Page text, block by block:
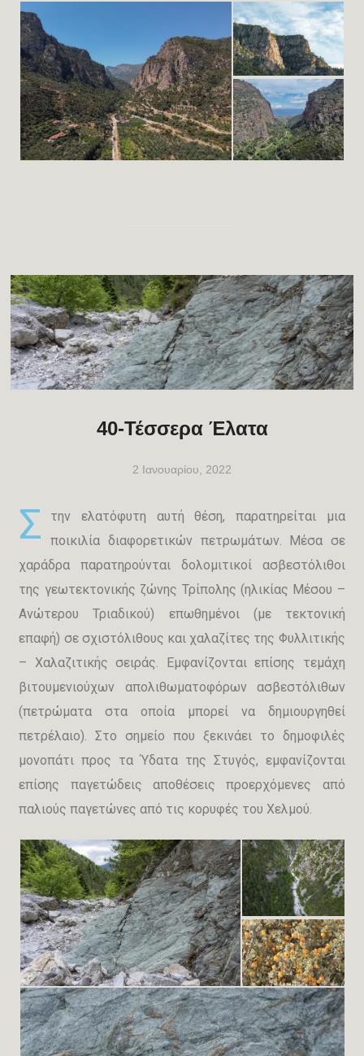
40-Τέσσερα Έλατα
2 Ιανουαρίου, 2022
Σ
την ελατόφυτη αυτή θέση, παρατηρείται μια
ποικιλία διαφορετικών πετρωμάτων. Μέσα σε
χαράδρα παρατηρούνται δολομιτικοί ασβεστόλιθοι
της γεωτεκτονικής ζώνης Τρίπολης (ηλικίας Μέσου –
Ανώτερου Τριαδικού) επωθημένοι (με τεκτονική
επαφή) σε σχιστόλιθους και χαλαζίτες της Φυλλιτικής
– Χαλαζιτικής σειράς. Εμφανίζονται επίσης τεμάχη
βιτουμενιούχων απολιθωματοφόρων ασβεστόλιθων
(πετρώματα στα οποία μπορεί να δημιουργηθεί
πετρέλαιο). Στο σημείο που ξεκινάει το δημοφιλές
μονοπάτι προς τα Ύδατα της Στυγός, εμφανίζονται
επίσης παγετώδεις αποθέσεις προερχόμενες από
παλιούς παγετώνες από τις κορυφές του Χελμού.